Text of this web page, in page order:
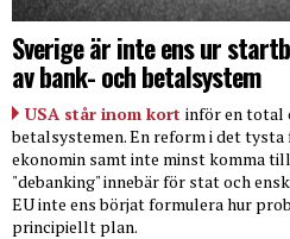
Sverige är inte ens ur
av bank- och betalsystem
USA står inom kort inför en total
betalsystemen. En reform i det
ekonomin samt inte minst komma
"debanking" innebär för stat och
EU inte ens börjat formulera hur
principiellt plan.